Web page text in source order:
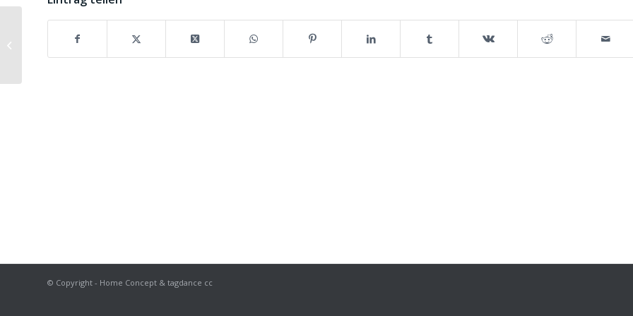
© Copyright - Home Concept & tagdance cc
Mountain Seaview – Helderrand –